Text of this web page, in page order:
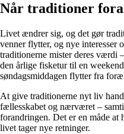
Når traditioner
Livet ændrer sig, og det gør
venner flytter, og nye interesser
traditionerne mister deres værdi
den årlige fisketur til en
søndagsmiddagen flytter fra
At give traditionerne nyt liv
fællesskabet og nærværet –
forandringen. Det er en måde at
livet tager nye retninger.